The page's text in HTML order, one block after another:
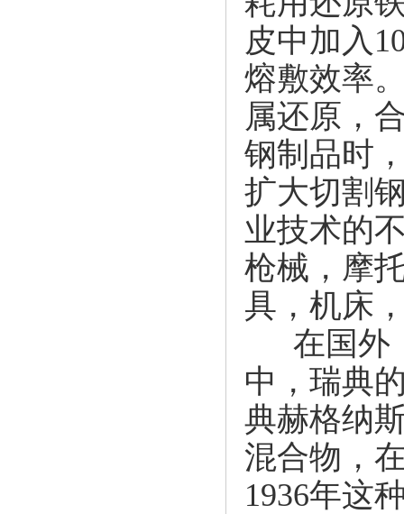
皮中加入
熔敷效率
属还原，
钢制品时
扩大切割
业技术的
枪械，摩
具，机床
在国外
中，瑞典
典赫格纳
混合物，
1936年这